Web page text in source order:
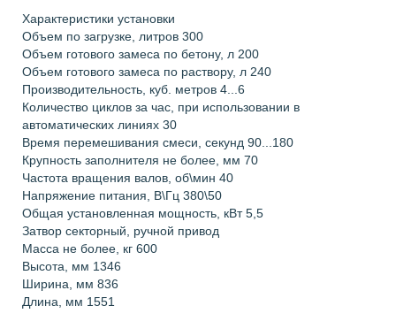
Характеристики установки
Объем по загрузке, литров 300
Объем готового замеса по бетону, л 200
Объем готового замеса по раствору, л 240
Производительность, куб. метров 4...6
Количество циклов за час, при использовании в
автоматических линиях 30
Время перемешивания смеси, секунд 90...180
Крупность заполнителя не более, мм 70
Частота вращения валов, об\мин 40
Напряжение питания, В\Гц 380\50
Общая установленная мощность, кВт 5,5
Затвор секторный, ручной привод
Масса не более, кг 600
Высота, мм 1346
Ширина, мм 836
Длина, мм 1551